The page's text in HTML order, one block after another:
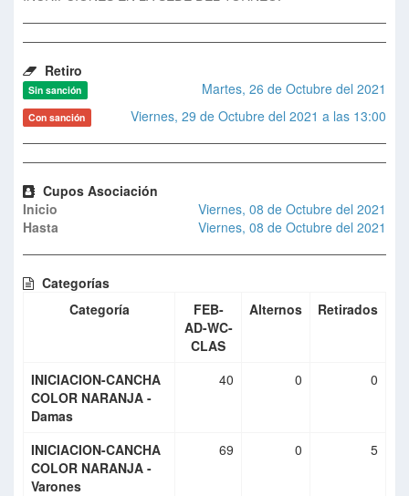
Retiro
Sin sanción Martes, 26 de Octubre del 2021
Con sanción Viernes, 29 de Octubre del 2021 a las 13:00
Cupos Asociación
Inicio
Viernes, 08 de Octubre del 2021
Hasta
Viernes, 08 de Octubre del 2021
Categorías
Categoría
FEB-
AD-WC-
CLAS
Alternos Retirados
INICIACION-CANCHA
COLOR NARANJA -
Damas
40 0 0
INICIACION-CANCHA
COLOR NARANJA -
Varones
69 0 5